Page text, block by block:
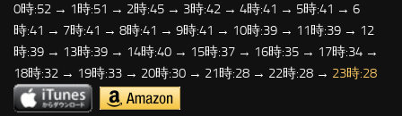
0時:52 → 1時:51 → 2時:45 → 3時:42 → 4時:41 → 5時:41 → 6
時:41 → 7時:41 → 8時:41 → 9時:41 → 10時:39 → 11時:39 → 12
時:39 → 13時:39 → 14時:40 → 15時:37 → 16時:35 → 17時:34 →
18時:32 → 19時:33 → 20時:30 → 21時:28 → 22時:28 → 23時:28